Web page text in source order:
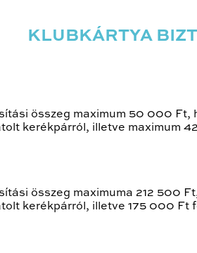
KLUBKÁRTYA
összeg maximum 50 000
kerékpárról, illetve maximum
összeg maximuma 212 500
kerékpárról, illetve 175 000 Ft